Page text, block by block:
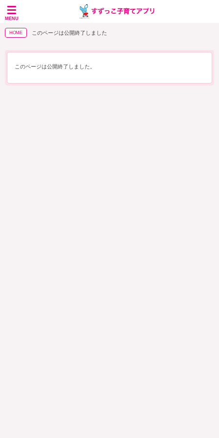
MENU
HOME このページは公開終了しました
このページは公開終了しました。